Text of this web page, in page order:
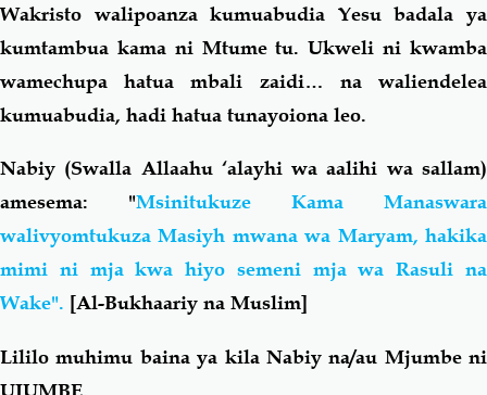
Wakristo walipoanza kumuabudia Yesu badala ya
kumtambua kama ni Mtume tu. Ukweli ni kwamba
wamechupa hatua mbali zaidi… na waliendelea
kumuabudia, hadi hatua tunayoiona leo.
Nabiy (Swalla Allaahu ‘alayhi wa aalihi wa sallam)
amesema: "Msinitukuze Kama Manaswara
walivyomtukuza Masiyh mwana wa Maryam, hakika
mimi ni mja kwa hiyo semeni mja wa Rasuli na
Wake". [Al-Bukhaariy na Muslim]
Lililo muhimu baina ya kila Nabiy na/au Mjumbe ni